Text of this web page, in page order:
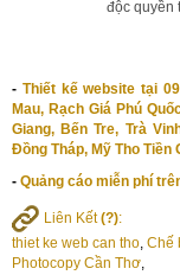
độc quyền
- Thiết kế website tại
Mau, Rạch Giá Phú
Giang, Bến Tre, Trà
Đồng Tháp, Mỹ Tho Tiền
- Quảng cáo miễn phí
Liên Kết(?):
thiet ke web can tho, Chế
Photocopy Cần Thơ,